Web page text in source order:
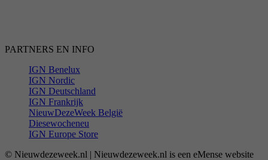
PARTNERS EN INFO
IGN Benelux
IGN Nordic
IGN Deutschland
IGN Frankrijk
NieuwDezeWeek België
Diesewocheneu
IGN Europe Store
© Nieuwdezeweek.nl | Nieuwdezeweek.nl is een eMense website